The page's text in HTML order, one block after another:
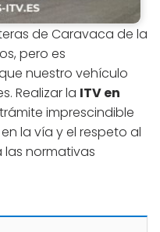
de Caravaca de la
pero es
nuestro vehículo
Realizar la ITV en
imprescindible
la vía y el respeto al
normativas